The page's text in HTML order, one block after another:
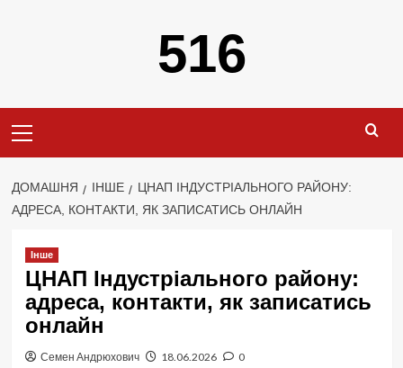
516
Menu
ДОМАШНЯ ІНШЕ
ЦНАП ІНДУСТРІАЛЬНОГО РАЙОНУ:
АДРЕСА, КОНТАКТИ, ЯК ЗАПИСАТИСЬ ОНЛАЙН
Інше
ЦНАП Індустріального району:
адреса, контакти, як записатись
онлайн
Семен Андрюхович 18.06.2026 0